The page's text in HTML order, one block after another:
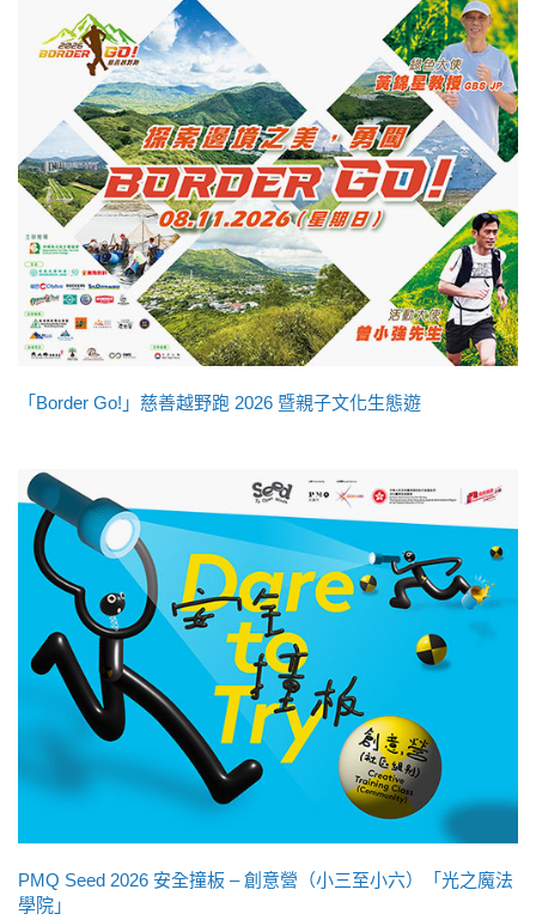
「Border Go!」慈善越野跑 2026 暨親子文化生態遊
PMQ Seed 2026 安全撞板 – 創意營（小三至小六）「光之魔法
學院」